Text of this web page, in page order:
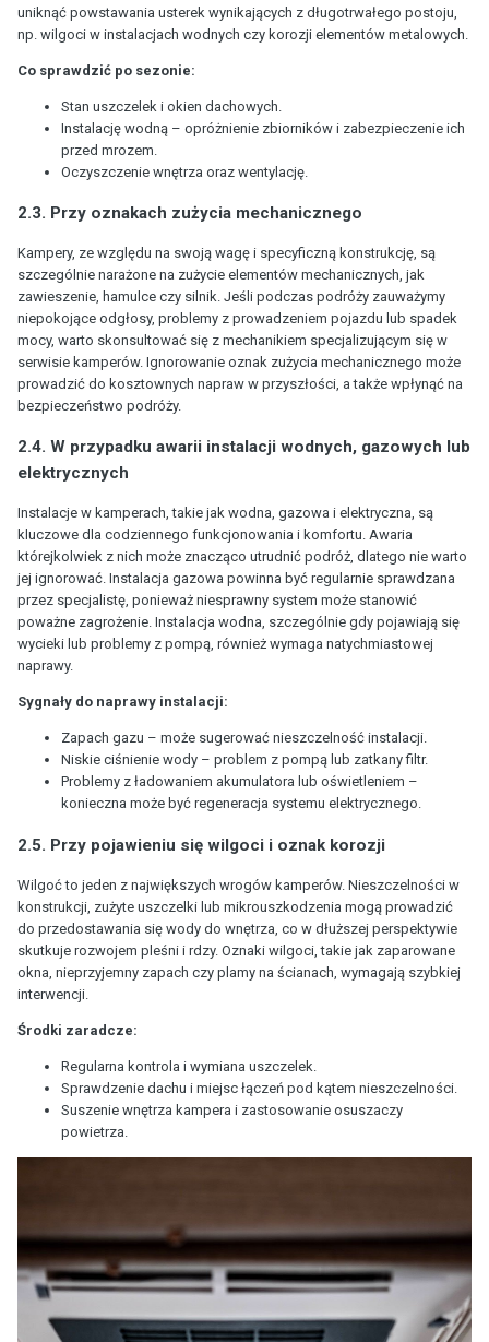
uniknąć powstawania usterek wynikających z długotrwałego postoju,
np. wilgoci w instalacjach wodnych czy korozji elementów metalowych.
Co sprawdzić po sezonie:
Stan uszczelek i okien dachowych.
Instalację wodną – opróżnienie zbiorników i zabezpieczenie ich
przed mrozem.
Oczyszczenie wnętrza oraz wentylację.
2.3. Przy oznakach zużycia mechanicznego
Kampery, ze względu na swoją wagę i specyficzną konstrukcję, są
szczególnie narażone na zużycie elementów mechanicznych, jak
zawieszenie, hamulce czy silnik. Jeśli podczas podróży zauważymy
niepokojące odgłosy, problemy z prowadzeniem pojazdu lub spadek
mocy, warto skonsultować się z mechanikiem specjalizującym się w
serwisie kamperów. Ignorowanie oznak zużycia mechanicznego może
prowadzić do kosztownych napraw w przyszłości, a także wpłynąć na
bezpieczeństwo podróży.
2.4. W przypadku awarii instalacji wodnych, gazowych lub
elektrycznych
Instalacje w kamperach, takie jak wodna, gazowa i elektryczna, są
kluczowe dla codziennego funkcjonowania i komfortu. Awaria
którejkolwiek z nich może znacząco utrudnić podróż, dlatego nie warto
jej ignorować. Instalacja gazowa powinna być regularnie sprawdzana
przez specjalistę, ponieważ niesprawny system może stanowić
poważne zagrożenie. Instalacja wodna, szczególnie gdy pojawiają się
wycieki lub problemy z pompą, również wymaga natychmiastowej
naprawy.
Sygnały do naprawy instalacji:
Zapach gazu – może sugerować nieszczelność instalacji.
Niskie ciśnienie wody – problem z pompą lub zatkany filtr.
Problemy z ładowaniem akumulatora lub oświetleniem –
konieczna może być regeneracja systemu elektrycznego.
2.5. Przy pojawieniu się wilgoci i oznak korozji
Wilgoć to jeden z największych wrogów kamperów. Nieszczelności w
konstrukcji, zużyte uszczelki lub mikrouszkodzenia mogą prowadzić
do przedostawania się wody do wnętrza, co w dłuższej perspektywie
skutkuje rozwojem pleśni i rdzy. Oznaki wilgoci, takie jak zaparowane
okna, nieprzyjemny zapach czy plamy na ścianach, wymagają szybkiej
interwencji.
Środki zaradcze:
Regularna kontrola i wymiana uszczelek.
Sprawdzenie dachu i miejsc łączeń pod kątem nieszczelności.
Suszenie wnętrza kampera i zastosowanie osuszaczy
powietrza.